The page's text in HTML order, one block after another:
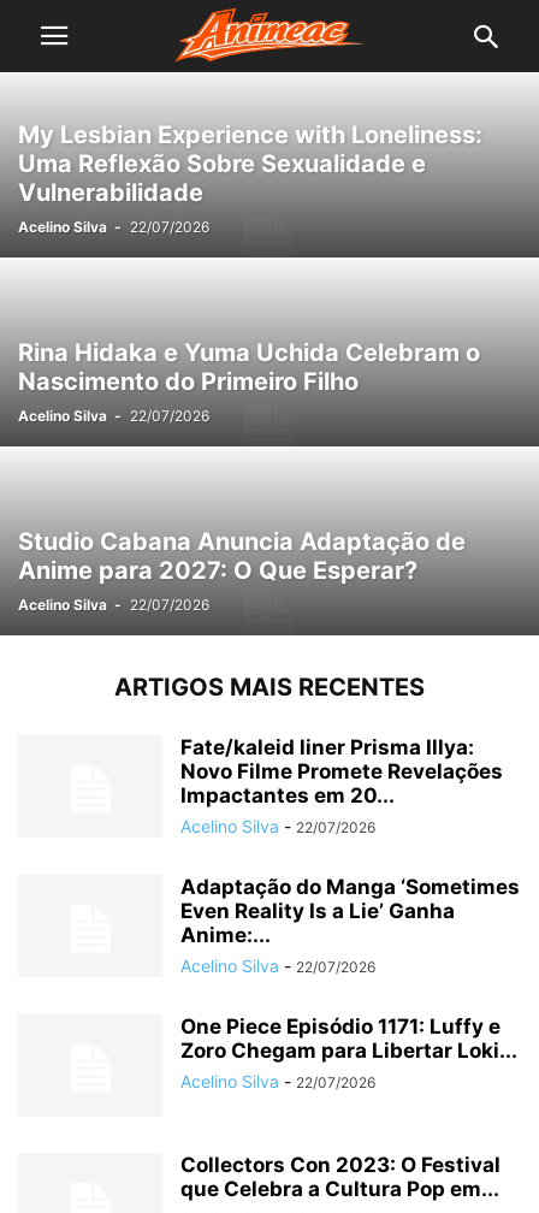
My Lesbian Experience with Loneliness:
Uma Reflexão Sobre Sexualidade e
Vulnerabilidade
Acelino Silva - 22/07/2026
Rina Hidaka e Yuma Uchida Celebram o
Nascimento do Primeiro Filho
Acelino Silva - 22/07/2026
Studio Cabana Anuncia Adaptação de
Anime para 2027: O Que Esperar?
Acelino Silva - 22/07/2026
ARTIGOS MAIS RECENTES
Fate/kaleid liner Prisma Illya:
Novo Filme Promete Revelações
Impactantes em 20...
Acelino Silva - 22/07/2026
Adaptação do Manga ‘Sometimes
Even Reality Is a Lie’ Ganha
Anime:...
Acelino Silva - 22/07/2026
One Piece Episódio 1171: Luffy e
Zoro Chegam para Libertar Loki...
Acelino Silva - 22/07/2026
Collectors Con 2023: O Festival
que Celebra a Cultura Pop em...